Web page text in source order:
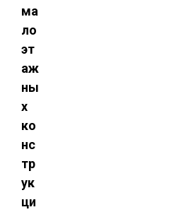
ма
ло
эт
аж
ны
х
ко
нс
тр
ук
ци